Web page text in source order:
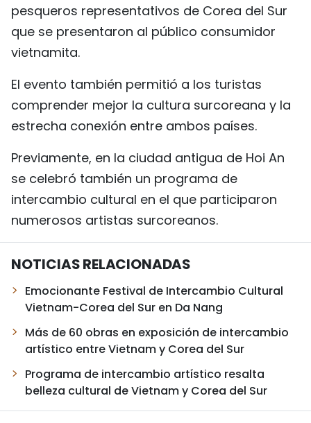
pesqueros representativos de Corea del Sur
que se presentaron al público consumidor
vietnamita.
El evento también permitió a los turistas
comprender mejor la cultura surcoreana y la
estrecha conexión entre ambos países.
Previamente, en la ciudad antigua de Hoi An
se celebró también un programa de
intercambio cultural en el que participaron
numerosos artistas surcoreanos.
NOTICIAS RELACIONADAS
Emocionante Festival de Intercambio Cultural
Vietnam-Corea del Sur en Da Nang
Más de 60 obras en exposición de intercambio
artístico entre Vietnam y Corea del Sur
Programa de intercambio artístico resalta
belleza cultural de Vietnam y Corea del Sur